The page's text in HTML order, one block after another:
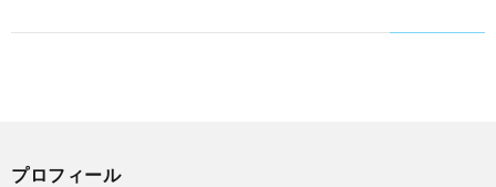
プロフィール